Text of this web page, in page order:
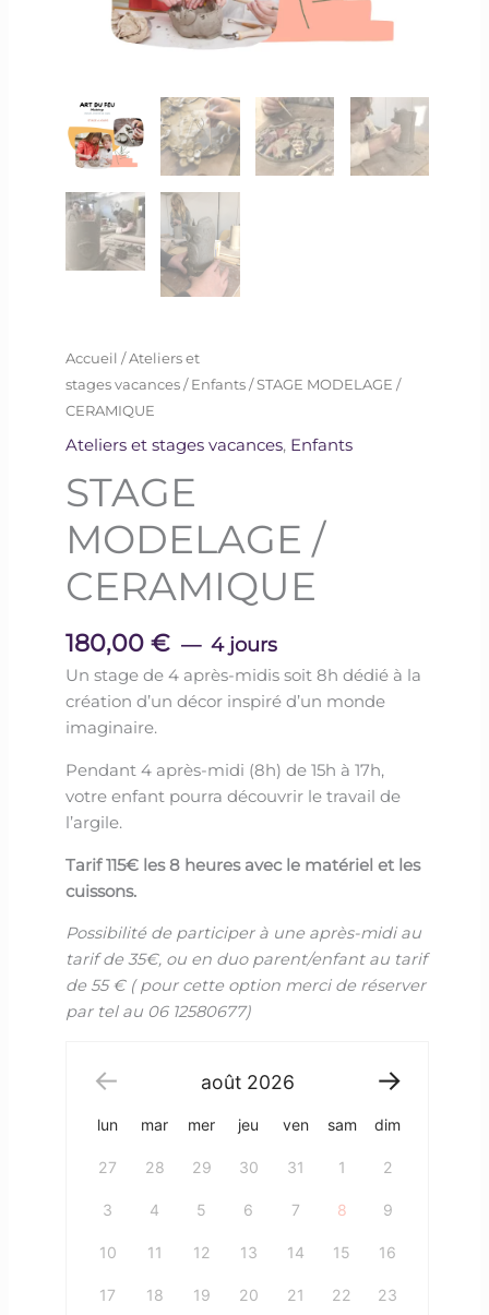
Accueil /Ateliers et
stages vacances/Enfants/ STAGE MODELAGE /
CERAMIQUE
Ateliers et stages vacances, Enfants
STAGE
MODELAGE /
CERAMIQUE
180,00€ 4 jours
Un stage de 4 après-midis soit 8h dédié à la
création d’un décor inspiré d’un monde
imaginaire.
Pendant 4 après-midi (8h) de 15h à 17h,
votre enfant pourra découvrir le travail de
l’argile.
Tarif 115€ les 8 heures avec le matériel et les
cuissons.
Possibilité de participer à une après-midi au
tarif de 35€, ou en duo parent/enfant au tarif
de 55 € ( pour cette option merci de réserver
par tel au 06 12580677)
août 2026
lun mar mer jeu ven sam dim
27 28 29 30 31 1 2
3 4 5 6 7 8 9
10 11 12 13 14 15 16
17 18 19 20 21 22 23